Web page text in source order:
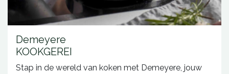
Demeyere
KOOKGEREI
Stap in de wereld van koken met Demeyere, jouw